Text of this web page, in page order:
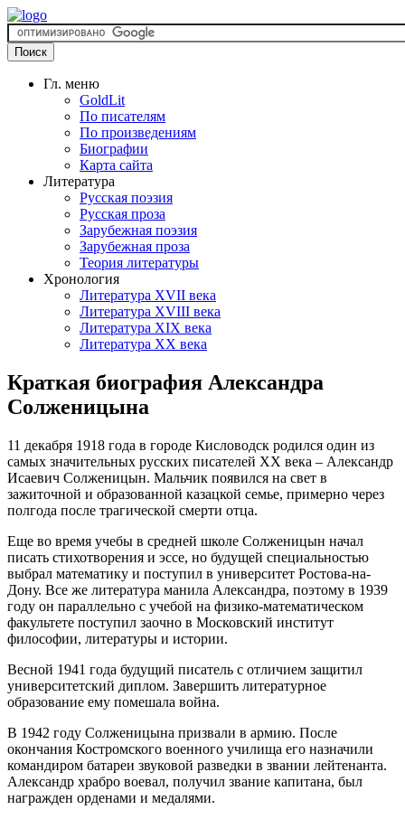
Гл. меню
GoldLit
По писателям
По произведениям
Биографии
Карта сайта
Литература
Русская поэзия
Русская проза
Зарубежная поэзия
Зарубежная проза
Теория литературы
Хронология
Литература XVII века
Литература XVIII века
Литература XIX века
Литература XX века
Краткая биография Александра
Солженицына
11 декабря 1918 года в городе Кисловодск родился один из
самых значительных русских писателей ХХ века – Александр
Исаевич Солженицын. Мальчик появился на свет в
зажиточной и образованной казацкой семье, примерно через
полгода после трагической смерти отца.
Еще во время учебы в средней школе Солженицын начал
писать стихотворения и эссе, но будущей специальностью
выбрал математику и поступил в университет Ростова-на-
Дону. Все же литература манила Александра, поэтому в 1939
году он параллельно с учебой на физико-математическом
факультете поступил заочно в Московский институт
философии, литературы и истории.
Весной 1941 года будущий писатель с отличием защитил
университетский диплом. Завершить литературное
образование ему помешала война.
В 1942 году Солженицына призвали в армию. После
окончания Костромского военного училища его назначили
командиром батареи звуковой разведки в звании лейтенанта.
Александр храбро воевал, получил звание капитана, был
награжден орденами и медалями.